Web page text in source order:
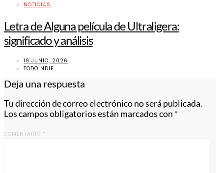
NOTICIAS
Letra de Alguna película de Ultraligera:
significado y análisis
19 JUNIO, 2026
TODOINDIE
Deja una respuesta
Tu dirección de correo electrónico no será publicada.
Los campos obligatorios están marcados con *
COMENTARIO *